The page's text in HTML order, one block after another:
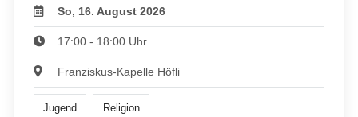
So, 16. August 2026
17:00 - 18:00 Uhr
Franziskus-Kapelle Höfli
Jugend Religion